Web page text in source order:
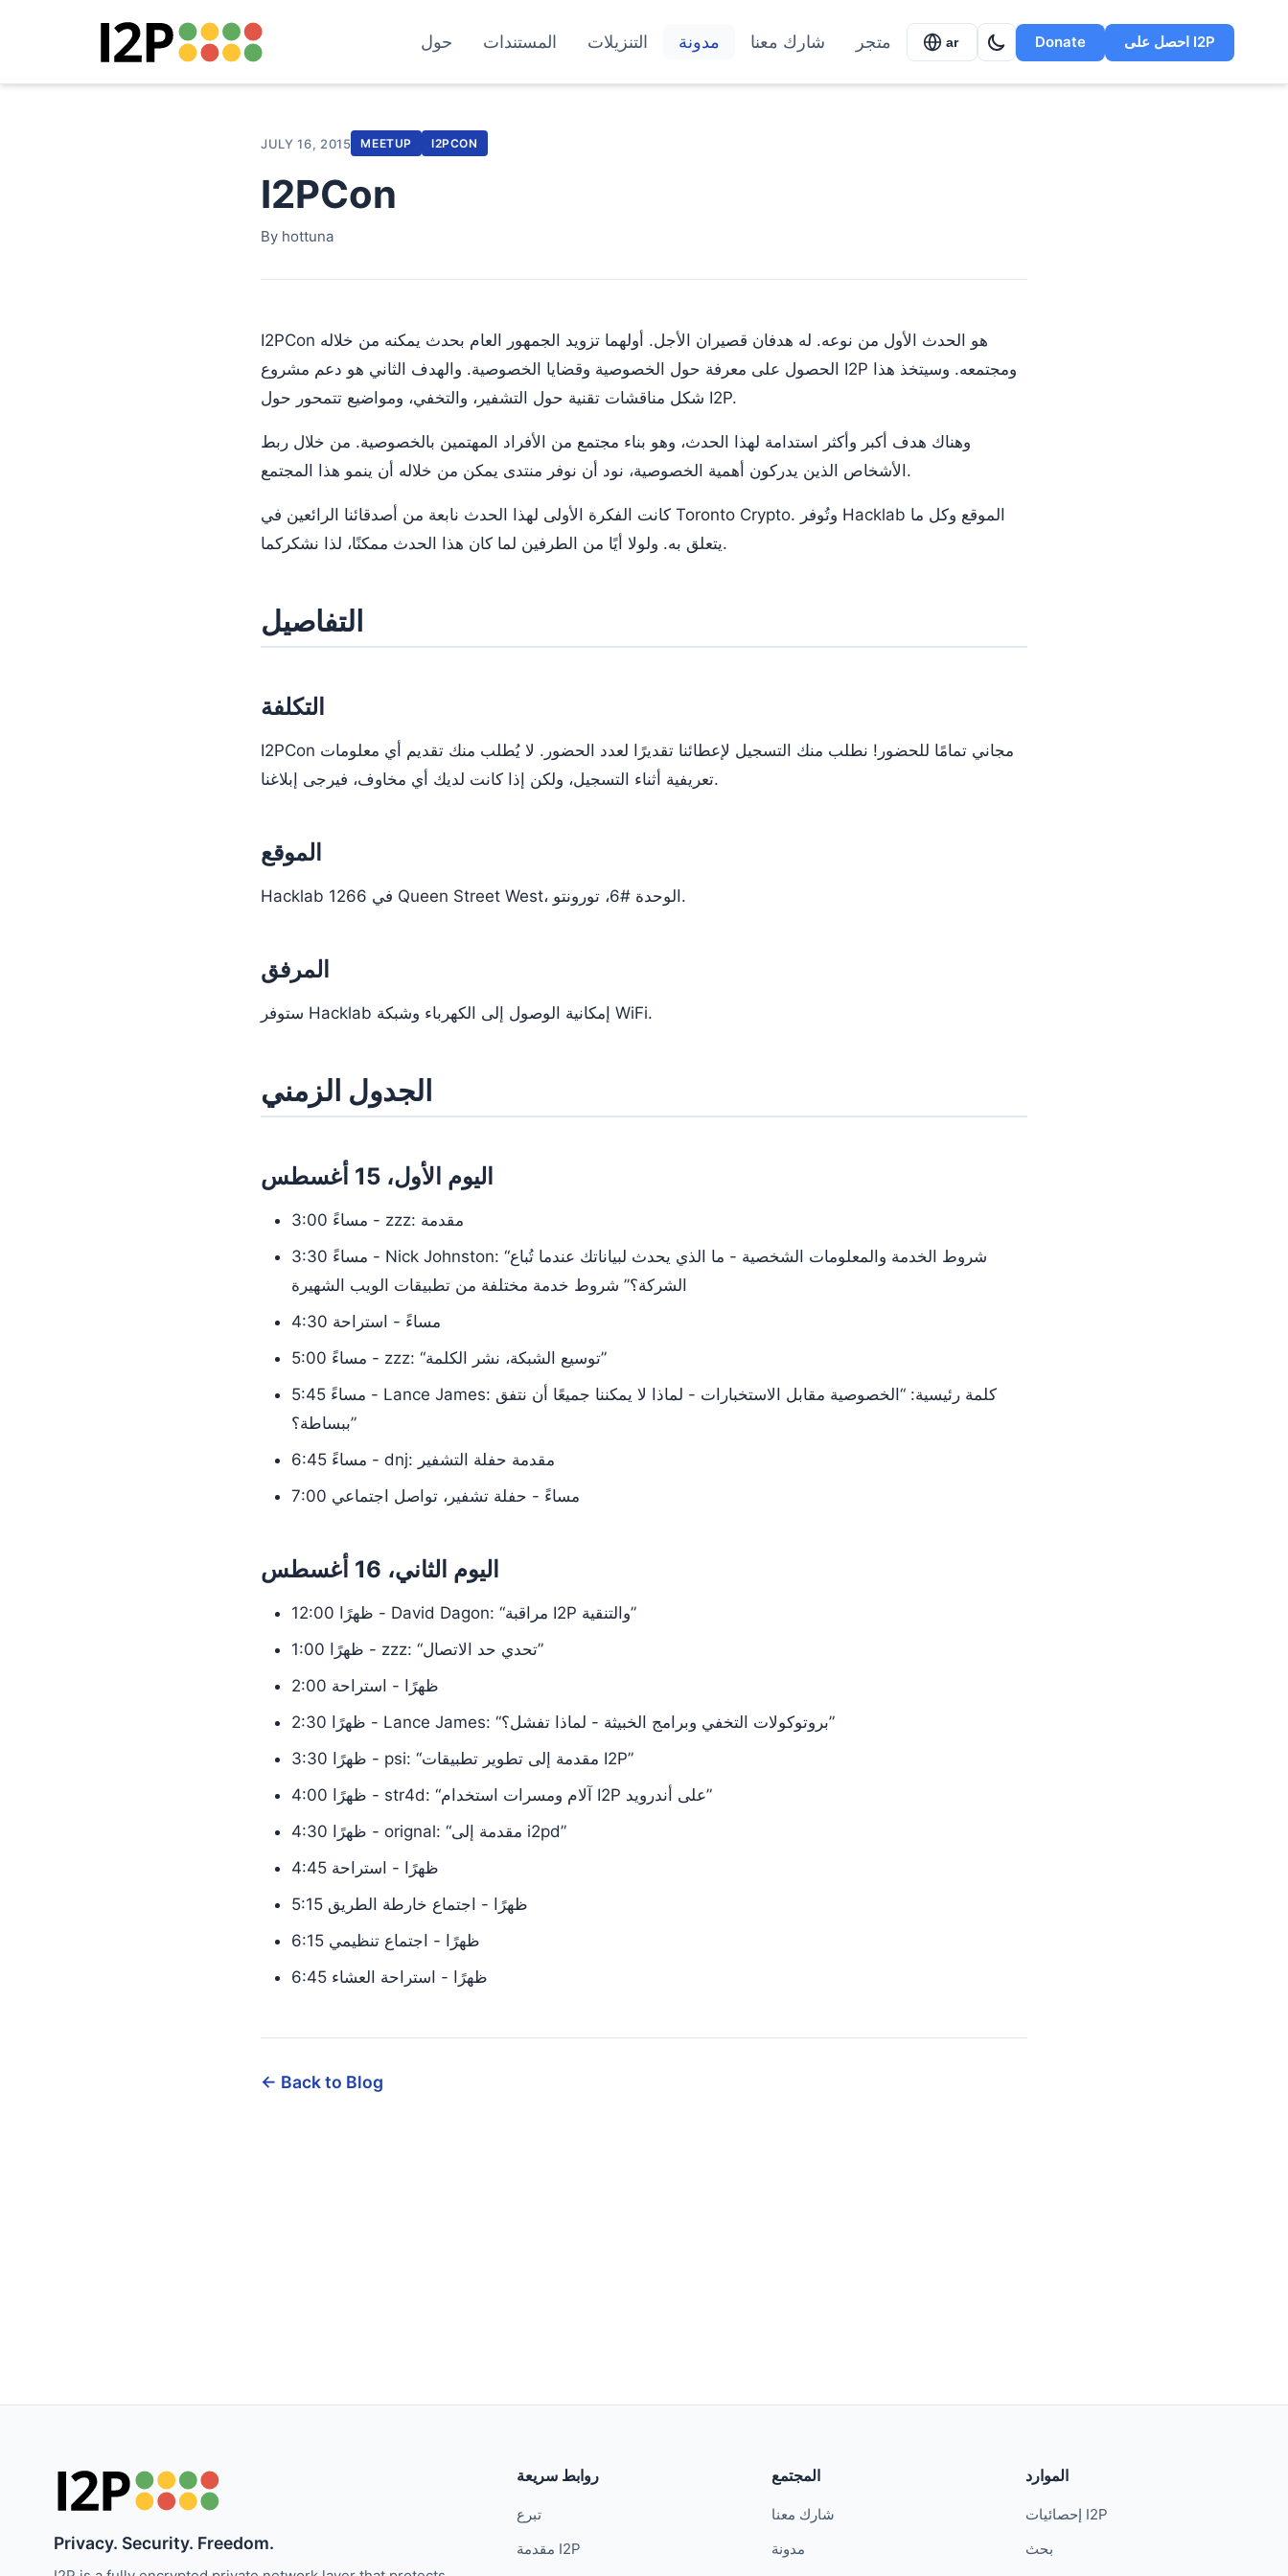
حول المستندات التنزيلات مدونة شارك معنا متجر ar Donate احصل على I2P
JULY 16, 2015 MEETUP I2PCON
I2PCon
By hottuna
I2PCon هو الحدث الأول من نوعه. له هدفان قصيران الأجل. أولهما تزويد الجمهور العام بحدث يمكنه من خلاله
الحصول على معرفة حول الخصوصية وقضايا الخصوصية. والهدف الثاني هو دعم مشروع I2P ومجتمعه. وسيتخذ هذا
شكل مناقشات تقنية حول التشفير، والتخفي، ومواضيع تتمحور حول I2P.
وهناك هدف أكبر وأكثر استدامة لهذا الحدث، وهو بناء مجتمع من الأفراد المهتمين بالخصوصية. من خلال ربط
الأشخاص الذين يدركون أهمية الخصوصية، نود أن نوفر منتدى يمكن من خلاله أن ينمو هذا المجتمع.
كانت الفكرة الأولى لهذا الحدث نابعة من أصدقائنا الرائعين في Toronto Crypto. وتُوفر Hacklab الموقع وكل ما
يتعلق به. ولولا أيًا من الطرفين لما كان هذا الحدث ممكنًا، لذا نشكركما.
التفاصيل
التكلفة
I2PCon مجاني تمامًا للحضور! نطلب منك التسجيل لإعطائنا تقديرًا لعدد الحضور. لا يُطلب منك تقديم أي معلومات
تعريفية أثناء التسجيل، ولكن إذا كانت لديك أي مخاوف، فيرجى إبلاغنا.
الموقع
Hacklab في 1266 Queen Street West، الوحدة #6، تورونتو.
المرفق
ستوفر Hacklab إمكانية الوصول إلى الكهرباء وشبكة WiFi.
الجدول الزمني
اليوم الأول، 15 أغسطس
3:00 مساءً - zzz: مقدمة
3:30 مساءً - Nick Johnston: “شروط الخدمة والمعلومات الشخصية - ما الذي يحدث لبياناتك عندما تُباع
الشركة؟” شروط خدمة مختلفة من تطبيقات الويب الشهيرة
4:30 مساءً - استراحة
5:00 مساءً - zzz: “توسيع الشبكة، نشر الكلمة”
5:45 مساءً - Lance James: كلمة رئيسية: “الخصوصية مقابل الاستخبارات - لماذا لا يمكننا جميعًا أن نتفق
ببساطة؟”
6:45 مساءً - dnj: مقدمة حفلة التشفير
7:00 مساءً - حفلة تشفير، تواصل اجتماعي
اليوم الثاني، 16 أغسطس
12:00 ظهرًا - David Dagon: “مراقبة I2P والتنقية”
1:00 ظهرًا - zzz: “تحدي حد الاتصال”
2:00 ظهرًا - استراحة
2:30 ظهرًا - Lance James: “بروتوكولات التخفي وبرامج الخبيثة - لماذا تفشل؟”
3:30 ظهرًا - psi: “مقدمة إلى تطوير تطبيقات I2P”
4:00 ظهرًا - str4d: “آلام ومسرات استخدام I2P على أندرويد”
4:30 ظهرًا - orignal: “مقدمة إلى i2pd”
4:45 ظهرًا - استراحة
5:15 ظهرًا - اجتماع خارطة الطريق
6:15 ظهرًا - اجتماع تنظيمي
6:45 ظهرًا - استراحة العشاء
← Back to Blog
Privacy. Security. Freedom.
روابط سريعة
تبرع
مقدمة I2P
المجتمع
شارك معنا
مدونة
الموارد
إحصائيات I2P
بحث